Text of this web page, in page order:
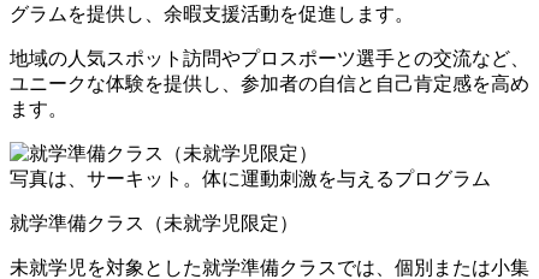
グラムを提供し、余暇支援活動を促進 します。
地域の人気スポット訪問やプロスポーツ選手との交流など、
ユニークな体験を提供し、参加者の自信と自己肯定感を高め
ます。
写真は、サーキット。体に運動刺激を与えるプログラム
就学準備クラス（未就学児限定）
未就学児を対象とした就学準備クラスでは、 個別または小集